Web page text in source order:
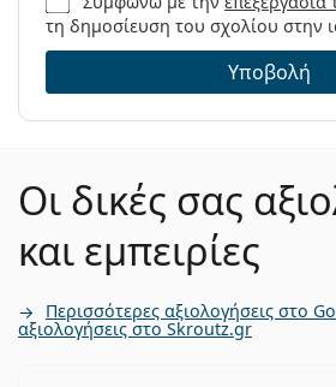
τη δημοσίευση του σχολίου στην
Υποβολή
Οι δικές σας
και εμπειρίες
Περισσότερες αξιολογήσεις στο
αξιολογήσεις στο Skroutz.gr